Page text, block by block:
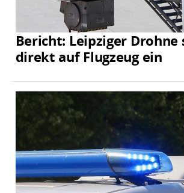
Bericht: Leipziger Drohne
direkt auf Flugzeug ein